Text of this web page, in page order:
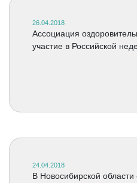
26.04.2018
Ассоциация
участие в Российской
24.04.2018
В Новосибирской области